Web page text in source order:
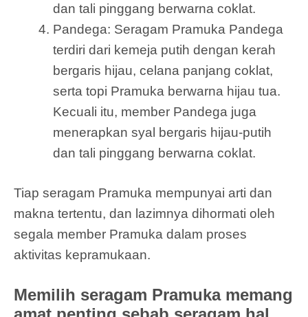
dan tali pinggang berwarna coklat.
Pandega: Seragam Pramuka Pandega
terdiri dari kemeja putih dengan kerah
bergaris hijau, celana panjang coklat,
serta topi Pramuka berwarna hijau tua.
Kecuali itu, member Pandega juga
menerapkan syal bergaris hijau-putih
dan tali pinggang berwarna coklat.
Tiap seragam Pramuka mempunyai arti dan
makna tertentu, dan lazimnya dihormati oleh
segala member Pramuka dalam proses
aktivitas kepramukaan.
Memilih seragam Pramuka memang